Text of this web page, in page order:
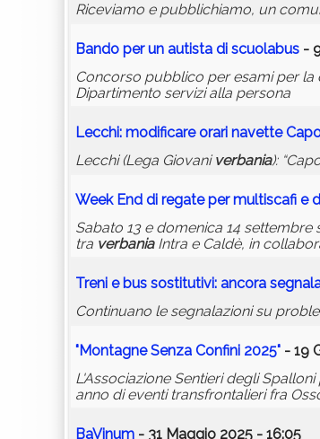
Riceviamo e pubblichiamo, un
Bando per un autista di scuolabus -
Concorso pubblico per esami per la
Dipartimento servizi alla persona
Lecchi: modificare orari navette
Lecchi (Lega Giovani verbania):
Week End di regate per multiscafi e
Sabato 13 e domenica 14
tra verbaniaIntra e Caldè, in
Treni e bus sostitutivi: ancora
Continuano le segnalazioni su
"Montagne Senza Confini 2025" - 19
L'Associazione Sentieri degli
anno di eventi transfrontalieri fra
BaVinum - 31 Maggio 2025 - 16:05